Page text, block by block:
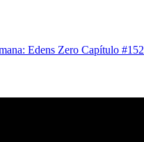
Edens Zero Capítulo #152